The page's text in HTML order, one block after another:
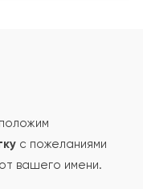
с пожеланиями
вашего имени.